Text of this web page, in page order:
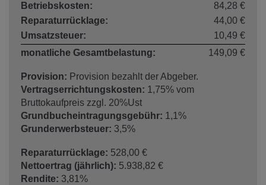
Betriebskosten:
84,28 €
Reparaturrücklage:
44,00 €
Umsatzsteuer:
10,49 €
monatliche Gesamtbelastung:
149,09 €
Provision: Provision bezahlt der Abgeber.
Vertragserrichtungskosten: 1,75% vom
Bruttokaufpreis zzgl. 20%Ust
Grundbucheintragungsgebühr: 1,1%
Grunderwerbsteuer: 3,5%
Reparaturrücklage: 528,00 €
Nettoertrag (jährlich): 5.938,82 €
Rendite: 3,81%